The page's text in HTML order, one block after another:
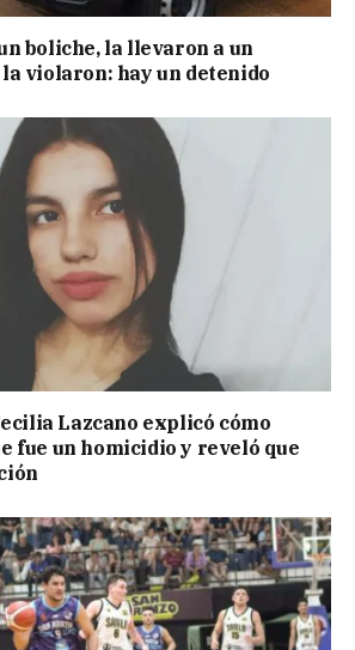
boliche, la llevaron a un
violaron: hay un detenido
Lazcano explicó cómo
fue un homicidio y reveló que